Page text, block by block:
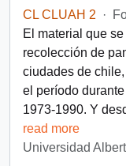
CL CLUAH 2
·
El material que
recolección de
ciudades de
el período
1973-1990. Y
read more
Universidad